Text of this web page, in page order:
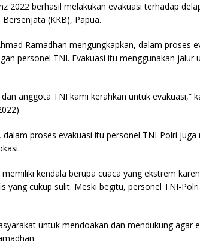
2022 berhasil melakukan evakuasi terhadap
(KKB), Papua.
Ramadhan mengungkapkan, dalam proses
personel TNI. Evakuasi itu menggunakan jalur
anggota TNI kami kerahkan untuk evakuasi,”
proses evakuasi itu personel TNI-Polri juga
kendala berupa cuaca yang ekstrem
yang cukup sulit. Meski begitu, personel TNI-
untuk mendoakan dan mendukung agar